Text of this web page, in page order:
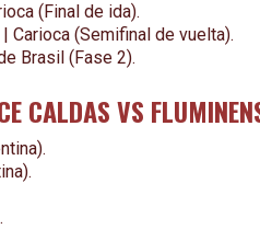
(Final de ida).
Carioca (Semifinal de vuelta).
Brasil (Fase 2).
CALDAS VS